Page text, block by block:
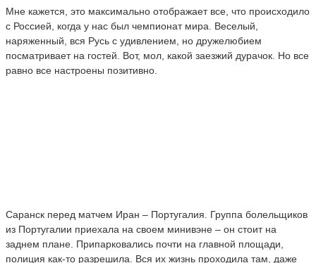
Мне кажется, это максимально отображает все, что происходило
с Россией, когда у нас был чемпионат мира. Веселый,
наряженный, вся Русь с удивлением, но дружелюбием
посматривает на гостей. Вот, мол, какой заезжий дурачок. Но все
равно все настроены позитивно.
Саранск перед матчем Иран – Португалия. Группа болельщиков
из Португалии приехала на своем минивэне – он стоит на
заднем плане. Припарковались почти на главной площади,
полиция как-то разрешила. Вся их жизнь проходила там, даже